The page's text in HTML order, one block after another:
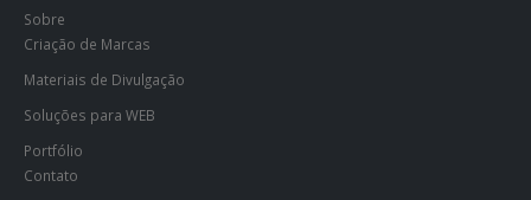
Sobre
Criação de Marcas
Materiais de Divulgação
Soluções para WEB
Portfólio
Contato